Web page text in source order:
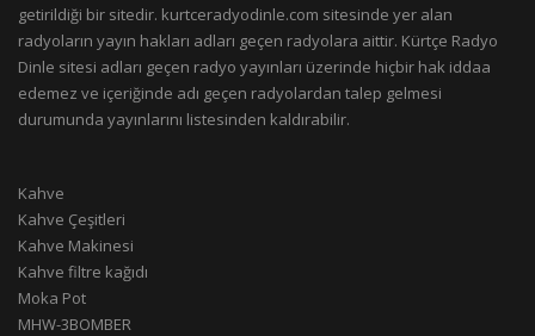
getirildiği bir sitedir. kurtceradyodinle.com sitesinde yer alan
radyoların yayın hakları adları geçen radyolara aittir. Kürtçe Radyo
Dinle sitesi adları geçen radyo yayınları üzerinde hiçbir hak iddaa
edemez ve içeriğinde adı geçen radyolardan talep gelmesi
durumunda yayınlarını listesinden kaldırabilir.
Kahve
Kahve Çeşitleri
Kahve Makinesi
Kahve filtre kağıdı
Moka Pot
MHW-3BOMBER